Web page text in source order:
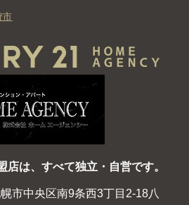
市
店は、すべて独立・自営です。
市中央区南9条西3丁目2-18八